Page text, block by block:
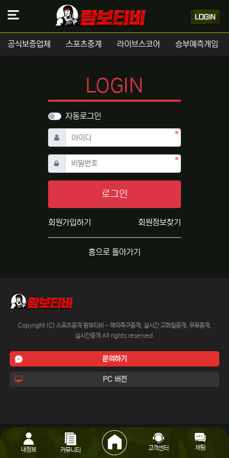
공식보증업체 스포츠중계 라이브스코어 승부예측게임
LOGIN
자동로그인
아이디 필수
비밀번호필수
로그인
회원가입하기 회원정보찾기
홈으로 돌아가기
Copyright (C) 스포츠중계 람보티비 - 해외축구중계, 실시간 고화질중계, 무료중계,
실시간중계 All rights reserved.
문의하기
PC 버전
내정보 커뮤니티 고객센터 채팅